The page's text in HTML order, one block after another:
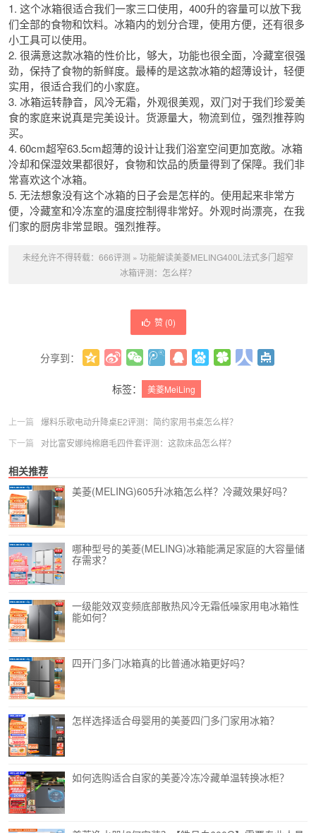
1. 这个冰箱很适合我们一家三口使用，400升的容量可以放下我
们全部的食物和饮料。冰箱内的划分合理，使用方便，还有很多
小工具可以使用。
2. 很满意这款冰箱的性价比，够大，功能也很全面，冷藏室很强
劲，保持了食物的新鲜度。最棒的是这款冰箱的超薄设计，轻便
实用，很适合我们的小家庭。
3. 冰箱运转静音，风冷无霜，外观很美观，双门对于我们珍爱美
食的家庭来说真是完美设计。货源量大，物流到位，强烈推荐购
买。
4. 60cm超窄63.5cm超薄的设计让我们浴室空间更加宽敞。冰箱
冷却和保湿效果都很好，食物和饮品的质量得到了保障。我们非
常喜欢这个冰箱。
5. 无法想象没有这个冰箱的日子会是怎样的。使用起来非常方
便，冷藏室和冷冻室的温度控制得非常好。外观时尚漂亮，在我
们家的厨房非常显眼。强烈推荐。
未经允许不得转载： 666评测 » 功能解读美菱MELING400L法式多门超窄
冰箱评测：怎么样？
赞 (0)
分享到：
标签：
美菱MeiLing
上一篇
爆料乐歌电动升降桌E2评测：简约家用书桌怎么样？
下一篇
对比富安娜纯棉磨毛四件套评测：这款床品怎么样？
相关推荐
美菱(MELING)605升冰箱怎么样？冷藏效果好吗？
哪种型号的美菱(MELING)冰箱能满足家庭的大容量储
存需求？
一级能效双变频底部散热风冷无霜低噪家用电冰箱性
能如何？
四开门多门冰箱真的比普通冰箱更好吗？
怎样选择适合母婴用的美菱四门多门家用冰箱？
如何选购适合自家的美菱冷冻冷藏单温转换冰柜？